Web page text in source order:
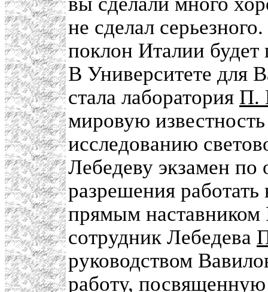
не сделал
поклон Италии будет
В Университете для
стала лаборатория П.
мировую
исследованию
Лебедеву экзамен
разрешения
прямым
сотрудник Лебедева
руководством
работу,